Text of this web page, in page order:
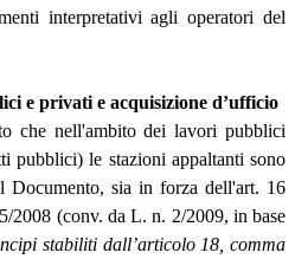
interpretativi agli operatori del
e privati e acquisizione d’ufficio
che nell'ambito dei lavori pubblici
pubblici) le stazioni appaltanti sono
Documento, sia in forza dell'art. 16
2008 (conv. da L. n. 2/2009, in base
stabiliti dall’articolo 18, comma